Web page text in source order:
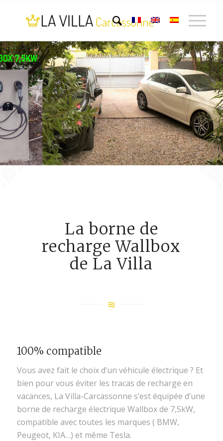
La borne de
recharge Wallbox
de La Villa
100% compatible
Vous avez fait le choix d’un véhicule électrique ? Et
bien pour vous éviter les tracas de recharge en
vacances, La Villa-Carcassonne s’est équipée d’une
borne de recharge électrique Wallbox de 7,5kW,
compatible avec toutes les marques ( BMW,
Peugeot, KIA…) et même Tesla.